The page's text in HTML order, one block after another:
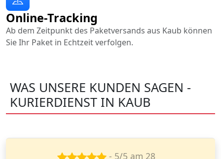
Online-Tracking
Ab dem Zeitpunkt des Paketversands aus Kaub können
Sie Ihr Paket in Echtzeit verfolgen.
WAS UNSERE KUNDEN SAGEN -
KURIERDIENST IN KAUB
- 3/5 am 16